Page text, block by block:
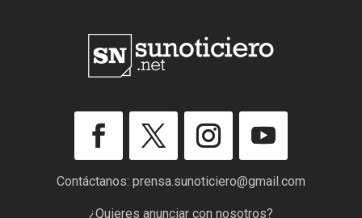
Contáctanos: prensa.sunoticiero@gmail.com
¿Quieres anunciar con nosotros?